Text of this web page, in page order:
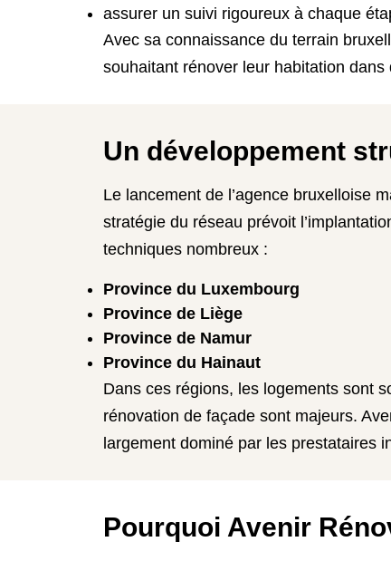
assurer un suivi rigoureux à chaque
Avec sa connaissance du terrain
souhaitant rénover leur habitation dans
Un développement
Le lancement de l’agence bruxelloise
stratégie du réseau prévoit
techniques nombreux :
Province du Luxembourg
Province de Liège
Province de Namur
Province du Hainaut
Dans ces régions, les logements sont
rénovation de façade sont majeurs.
largement dominé par les prestataires
Pourquoi Avenir